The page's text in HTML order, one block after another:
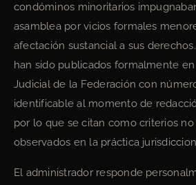
condóminos minoritarios
asamblea por vicios formales
afectación sustancial a sus
han sido publicados formalmente
Judicial de la Federación con
identificable al momento de
por lo que se citan como criterios
observados en la práctica
El administrador responde